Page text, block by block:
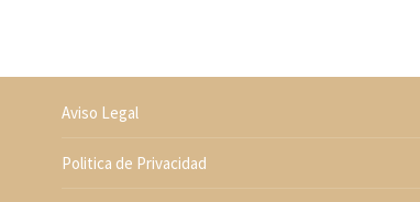
Aviso Legal
Politica de Privacidad